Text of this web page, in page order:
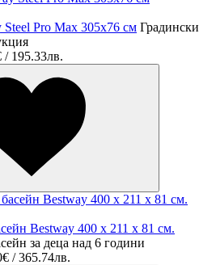
Pro Max 305х76 см Градински
/ 195.33лв.
Bestway 400 х 211 х 81 см.
за деца над 6 години
/ 365.74лв.